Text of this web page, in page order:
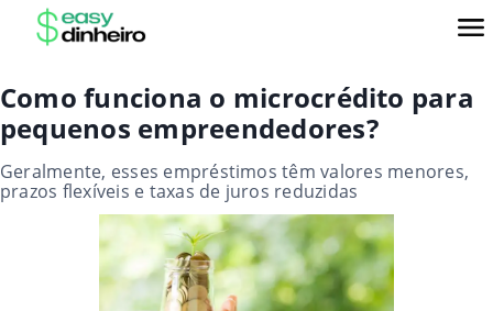
Como funciona o microcrédito para
pequenos empreendedores?
Geralmente, esses empréstimos têm valores menores,
prazos flexíveis e taxas de juros reduzidas